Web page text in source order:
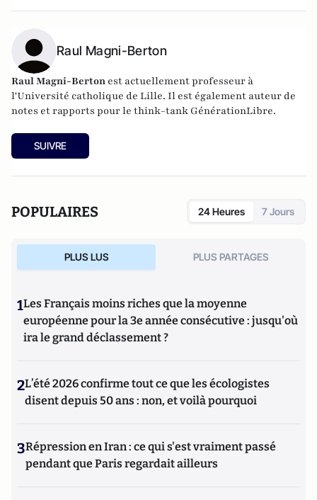
Raul Magni-Berton
Raul Magni-Berton est actuellement professeur à
l'Université catholique de Lille. Il est également auteur de
notes et rapports pour le think-tank GénérationLibre.
SUIVRE
POPULAIRES 24 Heures 7 Jours
PLUS LUS PLUS PARTAGES
1Les Français moins riches que la moyenne
européenne pour la 3e année consécutive : jusqu'où
ira le grand déclassement ?
2L’été 2026 confirme tout ce que les écologistes
disent depuis 50 ans : non, et voilà pourquoi
3Répression en Iran : ce qui s'est vraiment passé
pendant que Paris regardait ailleurs